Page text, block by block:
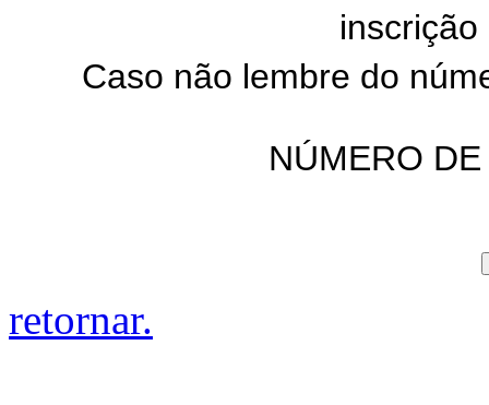
Caso não lembre do
NÚMERO
retornar.